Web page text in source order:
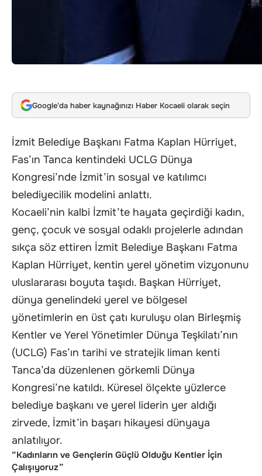
Google'da haber kaynağınızı Haber Kocaeli olarak seçin
İzmit Belediye Başkanı Fatma Kaplan Hürriyet,
Fas’ın Tanca kentindeki UCLG Dünya
Kongresi’nde İzmit’in sosyal ve katılımcı
belediyecilik modelini anlattı.
Kocaeli’nin kalbi İzmit’te hayata geçirdiği kadın,
genç, çocuk ve sosyal odaklı projelerle adından
sıkça söz ettiren İzmit Belediye Başkanı Fatma
Kaplan Hürriyet, kentin yerel yönetim vizyonunu
uluslararası boyuta taşıdı. Başkan Hürriyet,
dünya genelindeki yerel ve bölgesel
yönetimlerin en üst çatı kuruluşu olan Birleşmiş
Kentler ve Yerel Yönetimler Dünya Teşkilatı’nın
(UCLG) Fas’ın tarihi ve stratejik liman kenti
Tanca’da düzenlenen görkemli Dünya
Kongresi’ne katıldı. Küresel ölçekte yüzlerce
belediye başkanı ve yerel liderin yer aldığı
zirvede, İzmit’in başarı hikayesi dünyaya
anlatılıyor.
“Kadınların ve Gençlerin Güçlü Olduğu Kentler İçin
Çalışıyoruz”